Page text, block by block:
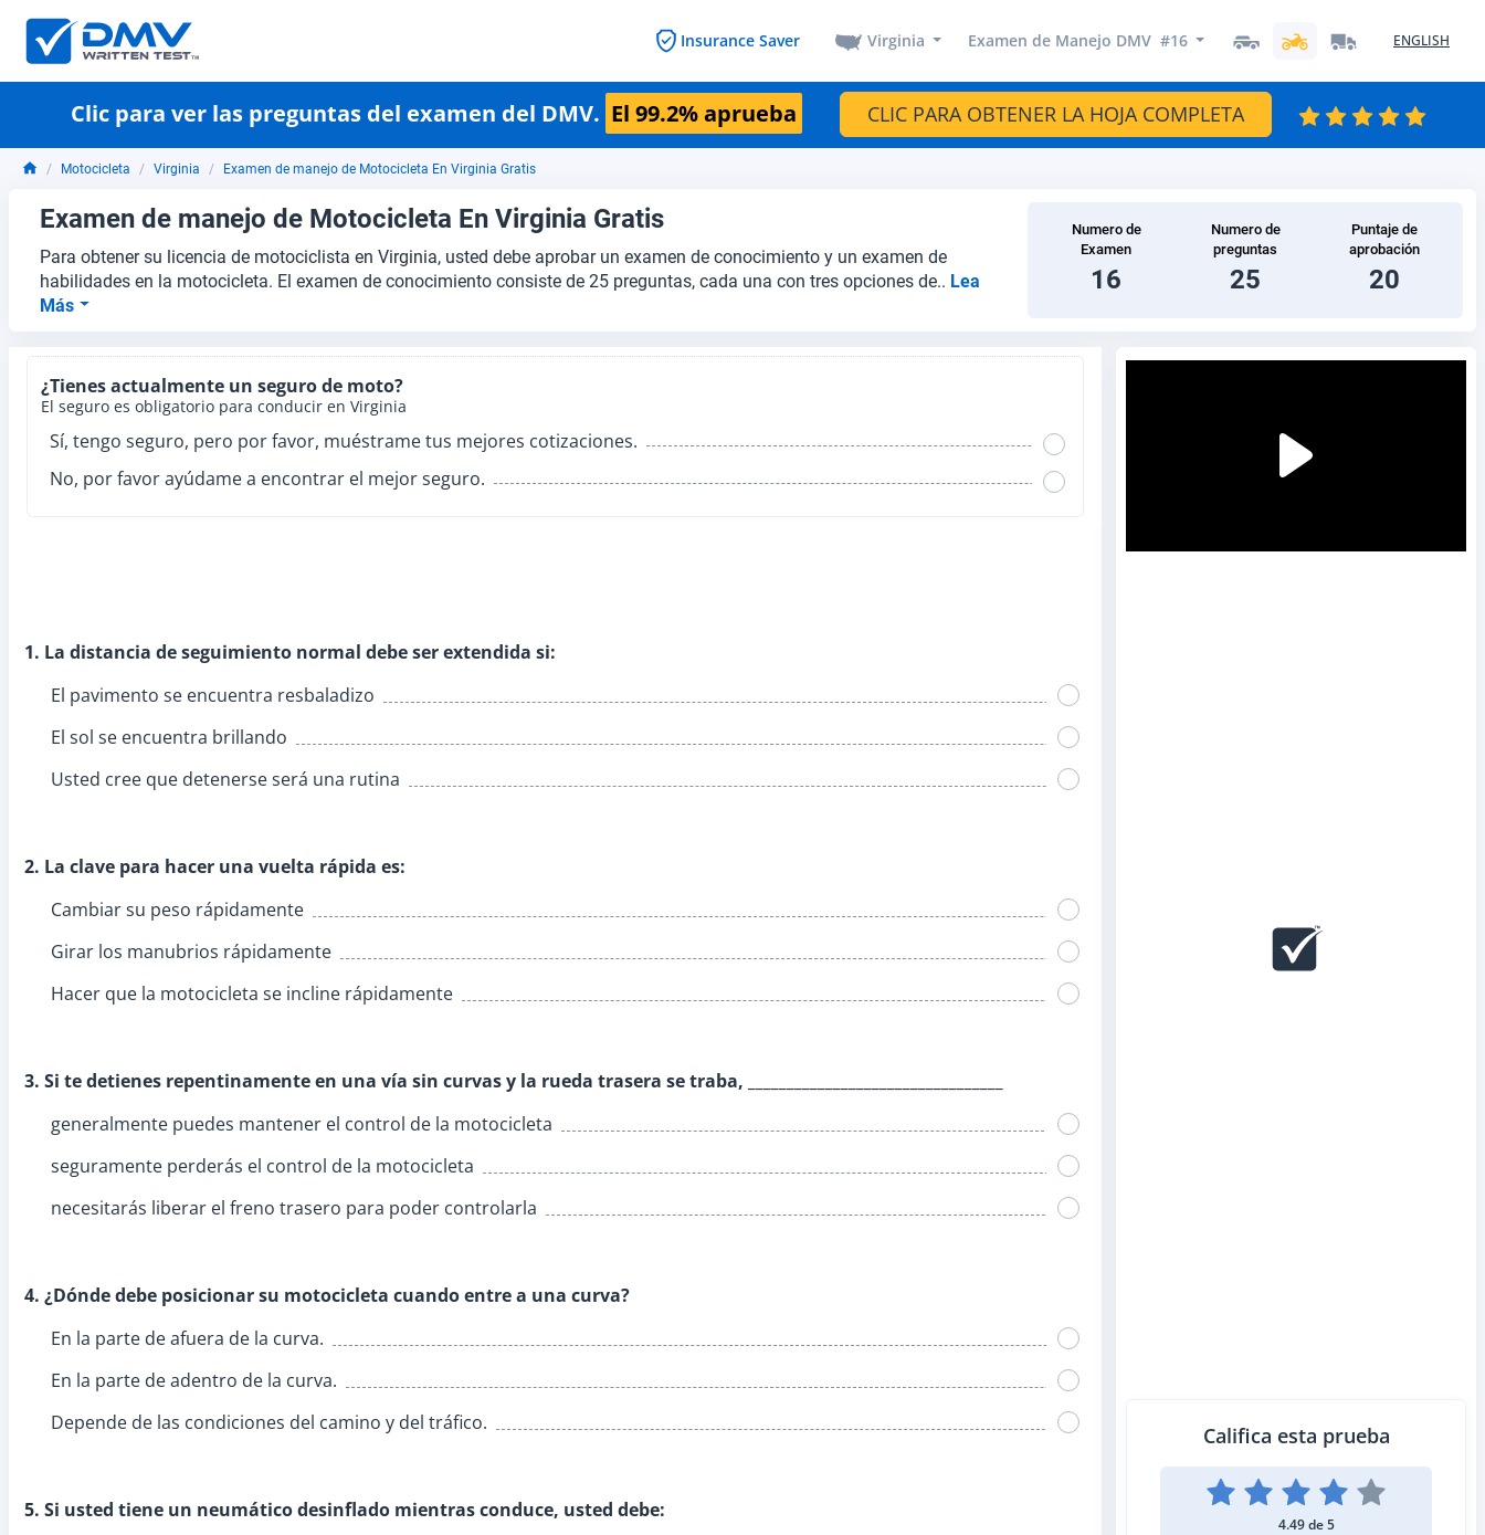
Insurance Saver Virginia Examen de Manejo DMV #16 ENGLISH
Clic para ver las preguntas del examen del DMV. El 99.2% aprueba CLIC PARA OBTENER LA HOJA COMPLETA
Motocicleta Virginia Examen de manejo de Motocicleta En Virginia Gratis
Examen de manejo de Motocicleta En Virginia Gratis
Para obtener su licencia de motociclista en Virginia, usted debe aprobar un examen de conocimiento y un examen de
habilidades en la motocicleta. El examen de conocimiento consiste de 25 preguntas, cada una con tres opciones de.. Lea
Más
Numero de
Examen
16
Numero de
preguntas
25
Puntaje de
aprobación
20
¿Tienes actualmente un seguro de moto?
El seguro es obligatorio para conducir en Virginia
Sí, tengo seguro, pero por favor, muéstrame tus mejores cotizaciones.
No, por favor ayúdame a encontrar el mejor seguro.
1. La distancia de seguimiento normal debe ser extendida si:
El pavimento se encuentra resbaladizo
El sol se encuentra brillando
Usted cree que detenerse será una rutina
2. La clave para hacer una vuelta rápida es:
Cambiar su peso rápidamente
Girar los manubrios rápidamente
Hacer que la motocicleta se incline rápidamente
3. Si te detienes repentinamente en una vía sin curvas y la rueda trasera se traba, _________________________________
generalmente puedes mantener el control de la motocicleta
seguramente perderás el control de la motocicleta
necesitarás liberar el freno trasero para poder controlarla
4. ¿Dónde debe posicionar su motocicleta cuando entre a una curva?
En la parte de afuera de la curva.
En la parte de adentro de la curva.
Depende de las condiciones del camino y del tráfico.
5. Si usted tiene un neumático desinflado mientras conduce, usted debe:
Califica esta prueba
4.49 de 5